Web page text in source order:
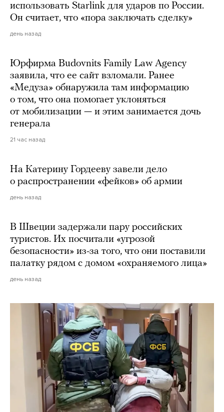
использовать Starlink для ударов по России.
Он считает, что «пора заключать сделку»
день назад
Юрфирма Budovnits Family Law Agency
заявила, что ее сайт взломали. Ранее
«Медуза» обнаружила там информацию
о том, что она помогает уклоняться
от мобилизации — и этим занимается дочь
генерала
21 час назад
На Катерину Гордееву завели дело
о распространении «фейков» об армии
день назад
В Швеции задержали пару российских
туристов. Их посчитали «угрозой
безопасности» из-за того, что они поставили
палатку рядом с домом «охраняемого лица»
день назад